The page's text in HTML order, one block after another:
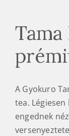
A Gyokuro
tea.
engednek